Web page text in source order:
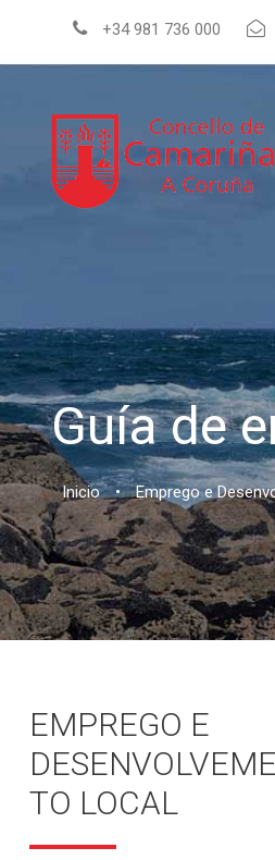
+34 981 736 000
Guía de
Inicio • Emprego e
EMPREGO E
TO LOCAL